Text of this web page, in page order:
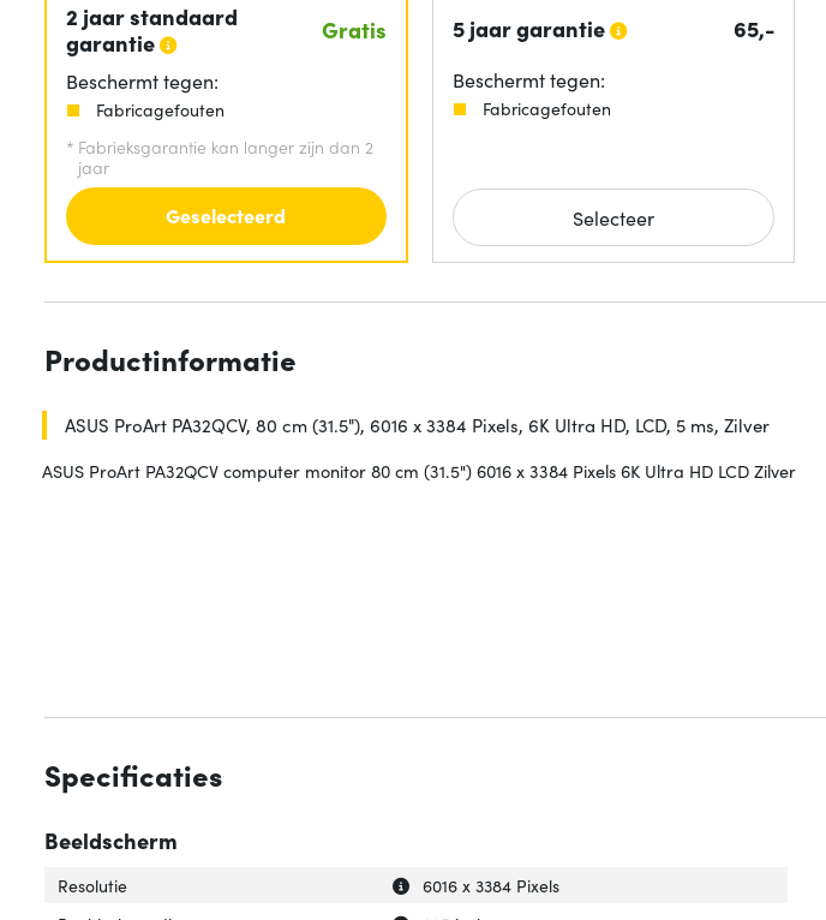
2 jaar standaard
garantie
Gratis
Beschermt tegen:
Fabricagefouten
* Fabrieksgarantie kan langer zijn dan 2
jaar
Geselecteerd
5 jaar garantie 65,-
Beschermt tegen:
Fabricagefouten
Selecteer
Productinformatie
ASUS ProArt PA32QCV, 80 cm (31.5"), 6016 x 3384 Pixels, 6K Ultra HD, LCD, 5 ms, Zilver
ASUS ProArt PA32QCV computer monitor 80 cm (31.5") 6016 x 3384 Pixels 6K Ultra HD LCD Zilver
Specificaties
Beeldscherm
Uitleg over 'Resolutie'
Verberg uitleg over 'Resolutie'
Resolutie
6016 x 3384 Pixels